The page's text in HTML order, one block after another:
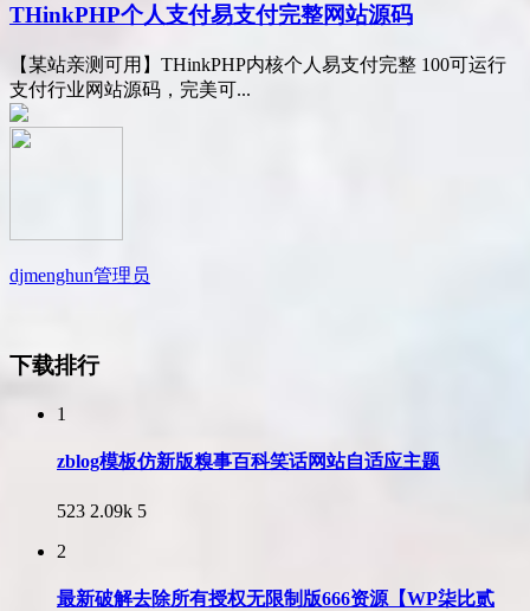
THinkPHP个人支付易支付完整网站源码
【某站亲测可用】THinkPHP内核个人易支付完整 100可运行
支付行业网站源码，完美可...
djmenghun管理员
下载排行
1
zblog模板仿新版糗事百科笑话网站自适应主题
523 2.09k 5
2
最新破解去除所有授权无限制版666资源【WP柒比贰